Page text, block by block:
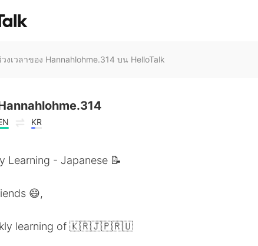
งเวลาของ Hannahlohme.314 บน HelloTalk
KR
Learning - Japanese 📝
😄,
learning of 🇰🇷🇯🇵🇷🇺